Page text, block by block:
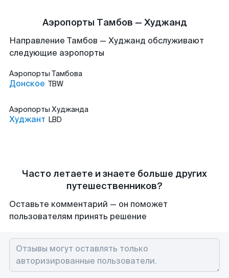
Аэропорты Тамбов — Худжанд
Направление Тамбов — Худжанд обслуживают
следующие аэропорты
Аэропорты Тамбова
Донское TBW
Аэропорты Худжанда
Худжант LBD
Часто летаете и знаете больше других
путешественников?
Оставьте комментарий — он поможет
пользователям принять решение